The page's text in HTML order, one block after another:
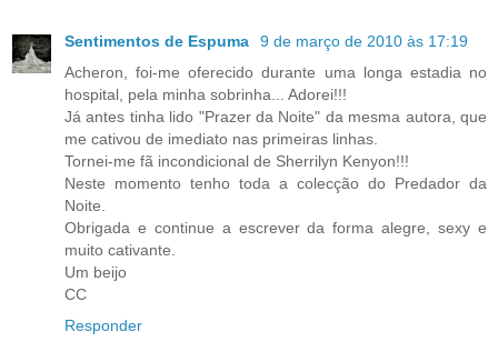
Sentimentos de Espuma
9 de março de 2010 às 17:19
Acheron, foi-me oferecido durante uma longa estadia no
hospital, pela minha sobrinha... Adorei!!!
Já antes tinha lido "Prazer da Noite" da mesma autora, que
me cativou de imediato nas primeiras linhas.
Tornei-me fã incondicional de Sherrilyn Kenyon!!!
Neste momento tenho toda a colecção do Predador da
Noite.
Obrigada e continue a escrever da forma alegre, sexy e
muito cativante.
Um beijo
CC
Responder